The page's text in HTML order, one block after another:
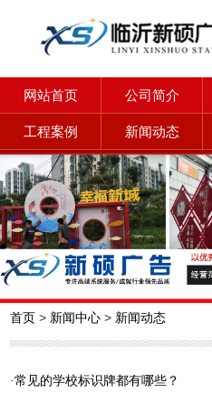
网站首页 公司简介
工程案例 新闻动态
首页 > 新闻中心 > 新闻动态
·常见的学校标识牌都有哪些？